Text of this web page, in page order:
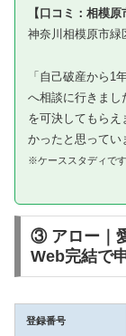
【口コミ：相模
神奈川相模原市緑
「自己破産から1
へ相談に行きまし
を可決してもらえ
かったと思ってい
※ケーススタディで
③ アロー｜
Web完結で
登録番号